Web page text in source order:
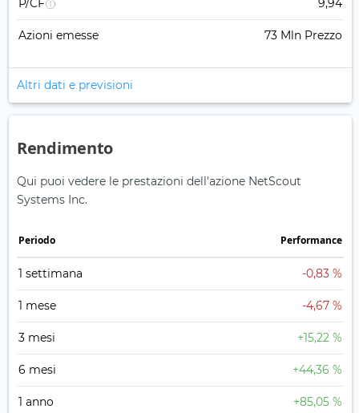
P/CF 9,94
Azioni emesse 73 Mln Prezzo
Altri dati e previsioni
Rendimento
Qui puoi vedere le prestazioni dell'azione NetScout
Systems Inc.
Periodo Performance
1 settimana -0,83 %
1 mese -4,67 %
3 mesi +15,22 %
6 mesi +44,36 %
1 anno +85,05 %